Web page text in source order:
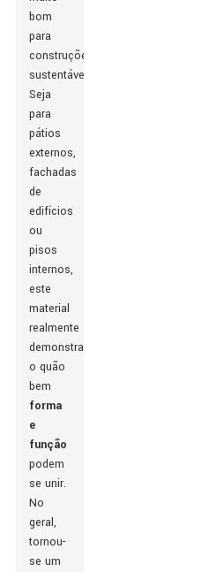
bom
para
construções
sustentáveis.
Seja
para
pátios
externos,
fachadas
de
edifícios
ou
pisos
internos,
este
material
realmente
demonstra
o quão
bem
forma
e
função
podem
se unir.
No
geral,
tornou-
se um